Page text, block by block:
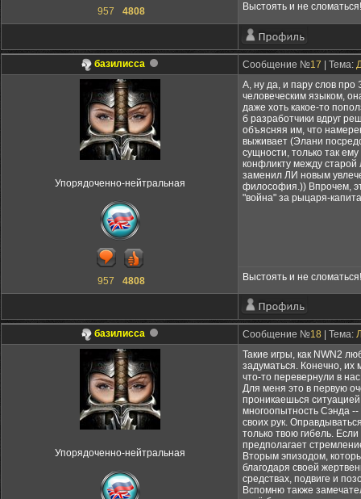
957 4808 Выстоять и не сломаться!
базилисса Сообщение №17 | Тема:
Упорядоченно-нейтральная
957 4808
А, ну да, и пару слов про
человеческим языком,
даже хоть какое-то
б разработчики вдруг
объясняя им, что
выживает (Элани
сущности, только так
конфликту между
заменил ЛИ новым
философия.)) Впрочем,
"война" за рыцаря-
Выстоять и не сломаться!
базилисса Сообщение №18 | Тема:
Упорядоченно-нейтральная
Такие игры, как NWN2
задуматься. Конечно, их
что-то перевернули в
Для меня это в первую
проникаешься
многоопытность Сэнда --
своих рук.
только твою гибель.
предполагает
Вторым эпизодом,
благодаря своей
средствах, подвиге и
Вспомню также